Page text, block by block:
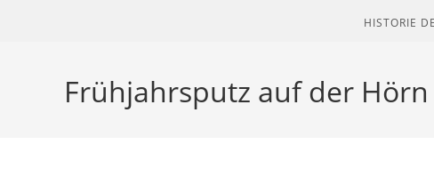
HISTORIE
Frühjahrsputz auf der Hörn